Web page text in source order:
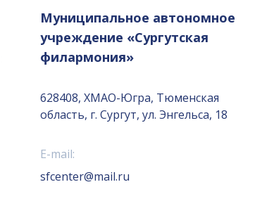
Муниципальное автономное
учреждение «Сургутская
филармония»
628408, ХМАО-Югра, Тюменская
область, г. Сургут, ул. Энгельса, 18
E-mail:
sfcenter@mail.ru